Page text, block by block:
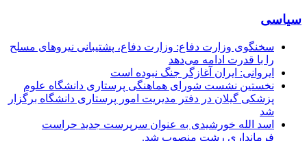
سیاسی
سخنگوی وزارت دفاع: وزارت دفاع، پشتیبانی نیرو‌های مسلح
را با قدرت ادامه می‌دهد
ایروانی: ایران آغازگر جنگ نبوده است
نخستین نشست شورای هماهنگی پرستاری دانشگاه علوم
پزشکی گیلان در دفتر مدیریت امور پرستاری دانشگاه برگزار
شد
اسد الله خورشیدی به عنوان سرپرست جدید حراست
فرمانداری رشت منصوب شد.